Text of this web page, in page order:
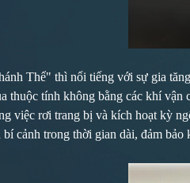
Thể" thì nổi tiếng với sự gia
thuộc tính không bằng các khí
việc rơi trang bị và kích hoạt kỳ
bí cảnh trong thời gian dài, đảm